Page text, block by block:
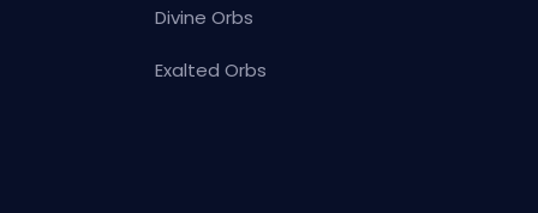
Divine Orbs
Exalted Orbs